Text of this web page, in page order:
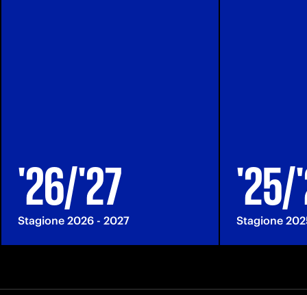
'26/'27
Stagione 2026 - 2027
'25/
Stagione